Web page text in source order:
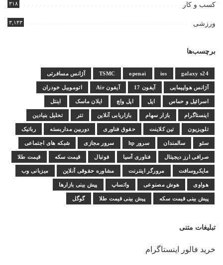
کسب و کار ۳۱۸
ورزشی ۳,۱۴۳
برچسب‌ها
galaxy s24
ios
openai
TSMC آژانس مسافرتی
آژانس هواپیمایی آیفون 17 آیفون Air اتوموبیل خودران
اسرائیل و حماس اپل اپل واچ ایلان ماسک اینتل
اینستاگرام بازار سهام بازاریابی آنلاین تتر تحلیل بنیادین
تلویزیون تین کلاینت حقوق فناوری دوربین مداربسته رباتیک
سئو سالمندان سرور hp سرور مجازی شبکه های اجتماعی
صرافی ارز دیجیتال فناوری آسیا فوتبال قیمت سکه قیمت طلا
مایکروسافت مرورگر اینترنت مشاوره حقوقی آنلاین میزبانی وب
هواوی هوش مصنوعی واتساپ پیش بینی بازارها
پیش بینی قیمت سکه پیش بینی قیمت طلا گوگل
تبلیغات متنی
خرید فالور اینستاگرام